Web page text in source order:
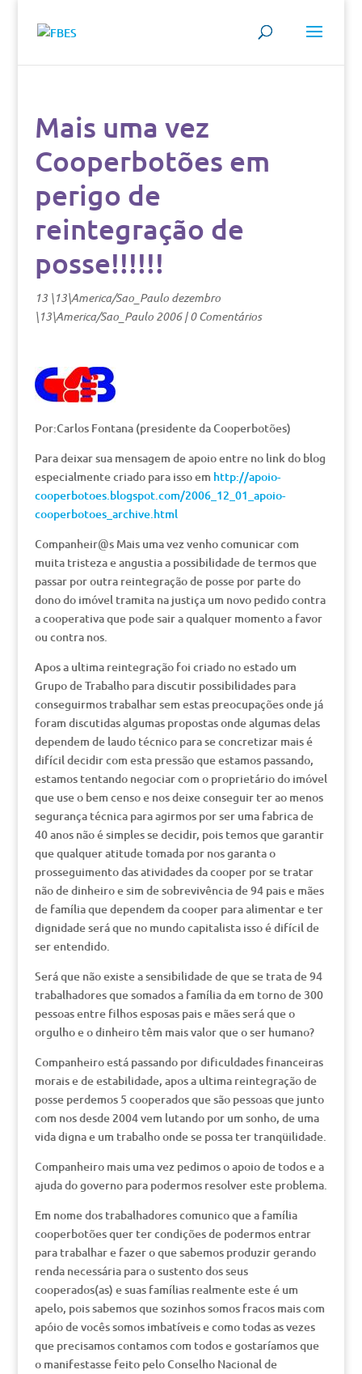
Mais uma vez
Cooperbotões em
perigo de
reintegração de
posse!!!!!!
13 \13\America/Sao_Paulo dezembro
\13\America/Sao_Paulo 2006|0 Comentários
Por:Carlos Fontana (presidente da Cooperbotões)
Para deixar sua mensagem de apoio entre no link do blog
especialmente criado para isso em http://apoio-
cooperbotoes.blogspot.com/2006_12_01_apoio-
cooperbotoes_archive.html
Companheir@s Mais uma vez venho comunicar com
muita tristeza e angustia a possibilidade de termos que
passar por outra reintegração de posse por parte do
dono do imóvel tramita na justiça um novo pedido contra
a cooperativa que pode sair a qualquer momento a favor
ou contra nos.
Apos a ultima reintegração foi criado no estado um
Grupo de Trabalho para discutir possibilidades para
conseguirmos trabalhar sem estas preocupações onde já
foram discutidas algumas propostas onde algumas delas
dependem de laudo técnico para se concretizar mais é
difícil decidir com esta pressão que estamos passando,
estamos tentando negociar com o proprietário do imóvel
que use o bem censo e nos deixe conseguir ter ao menos
segurança técnica para agirmos por ser uma fabrica de
40 anos não é simples se decidir, pois temos que garantir
que qualquer atitude tomada por nos garanta o
prosseguimento das atividades da cooper por se tratar
não de dinheiro e sim de sobrevivência de 94 pais e mães
de família que dependem da cooper para alimentar e ter
dignidade será que no mundo capitalista isso é difícil de
ser entendido.
Será que não existe a sensibilidade de que se trata de 94
trabalhadores que somados a família da em torno de 300
pessoas entre filhos esposas pais e mães será que o
orgulho e o dinheiro têm mais valor que o ser humano?
Companheiro está passando por dificuldades financeiras
morais e de estabilidade, apos a ultima reintegração de
posse perdemos 5 cooperados que são pessoas que junto
com nos desde 2004 vem lutando por um sonho, de uma
vida digna e um trabalho onde se possa ter tranqüilidade.
Companheiro mais uma vez pedimos o apoio de todos e a
ajuda do governo para podermos resolver este problema.
Em nome dos trabalhadores comunico que a família
cooperbotões quer ter condições de podermos entrar
para trabalhar e fazer o que sabemos produzir gerando
renda necessária para o sustento dos seus
cooperados(as) e suas famílias realmente este é um
apelo, pois sabemos que sozinhos somos fracos mais com
apóio de vocês somos imbatíveis e como todas as vezes
que precisamos contamos com todos e gostaríamos que
o manifestasse feito pelo Conselho Nacional de